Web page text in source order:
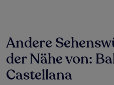
24 Stunden
für
einen
Aufenthalt
mit
Andere
der Nähe von:
Castellana